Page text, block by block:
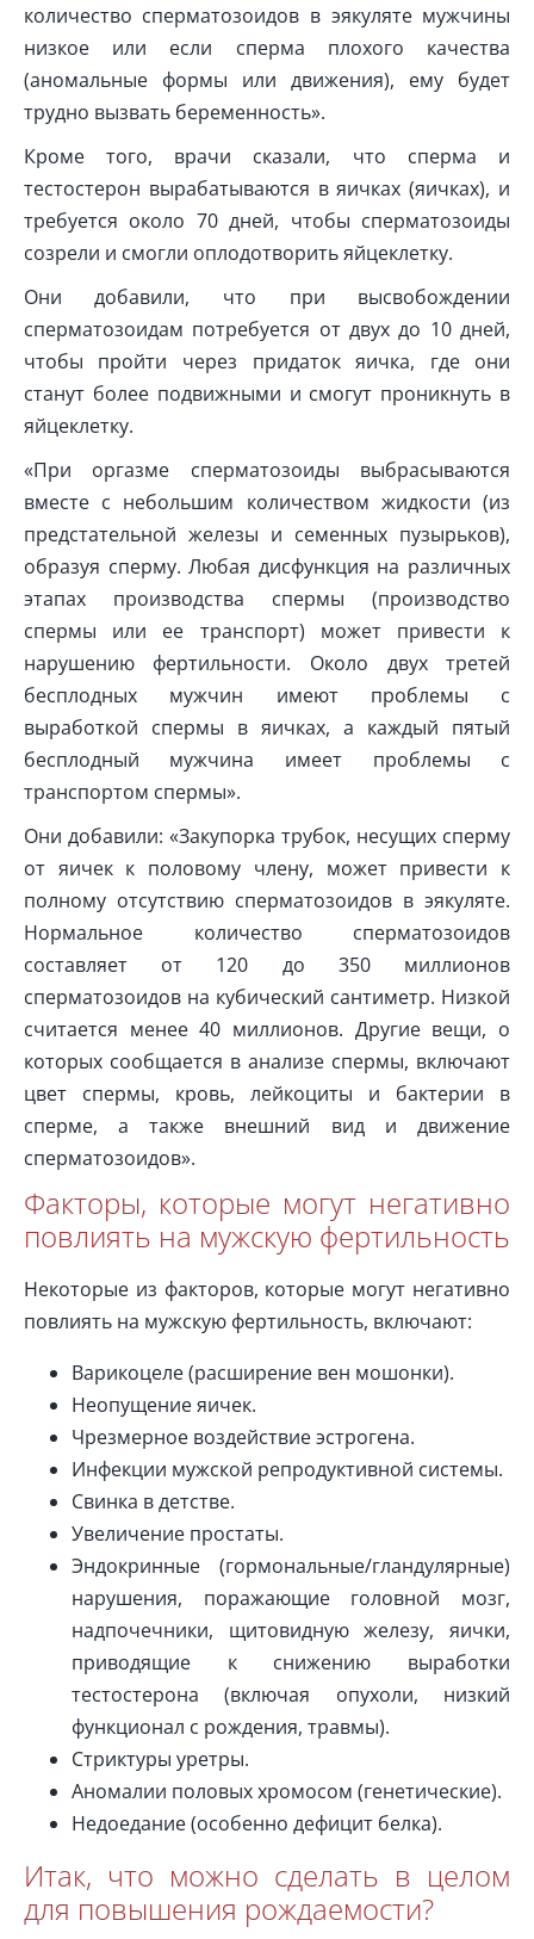
количество сперматозоидов в эякуляте мужчины
низкое или если сперма плохого качества
(аномальные формы или движения), ему будет
трудно вызвать беременность».
Кроме того, врачи сказали, что сперма и
тестостерон вырабатываются в яичках (яичках), и
требуется около 70 дней, чтобы сперматозоиды
созрели и смогли оплодотворить яйцеклетку.
Они добавили, что при высвобождении
сперматозоидам потребуется от двух до 10 дней,
чтобы пройти через придаток яичка, где они
станут более подвижными и смогут проникнуть в
яйцеклетку.
«При оргазме сперматозоиды выбрасываются
вместе с небольшим количеством жидкости (из
предстательной железы и семенных пузырьков),
образуя сперму. Любая дисфункция на различных
этапах производства спермы (производство
спермы или ее транспорт) может привести к
нарушению фертильности. Около двух третей
бесплодных мужчин имеют проблемы с
выработкой спермы в яичках, а каждый пятый
бесплодный мужчина имеет проблемы с
транспортом спермы».
Они добавили: «Закупорка трубок, несущих сперму
от яичек к половому члену, может привести к
полному отсутствию сперматозоидов в эякуляте.
Нормальное количество сперматозоидов
составляет от 120 до 350 миллионов
сперматозоидов на кубический сантиметр. Низкой
считается менее 40 миллионов. Другие вещи, о
которых сообщается в анализе спермы, включают
цвет спермы, кровь, лейкоциты и бактерии в
сперме, а также внешний вид и движение
сперматозоидов».
Факторы, которые могут негативно
повлиять на мужскую фертильность
Некоторые из факторов, которые могут негативно
повлиять на мужскую фертильность, включают:
Варикоцеле (расширение вен мошонки).
Неопущение яичек.
Чрезмерное воздействие эстрогена.
Инфекции мужской репродуктивной системы.
Свинка в детстве.
Увеличение простаты.
Эндокринные (гормональные/гландулярные)
нарушения, поражающие головной мозг,
надпочечники, щитовидную железу, яички,
приводящие к снижению выработки
тестостерона (включая опухоли, низкий
функционал с рождения, травмы).
Стриктуры уретры.
Аномалии половых хромосом (генетические).
Недоедание (особенно дефицит белка).
Итак, что можно сделать в целом
для повышения рождаемости?